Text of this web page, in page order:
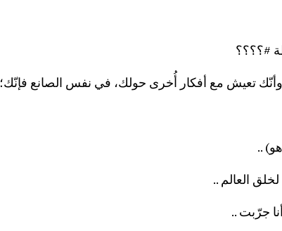
#؟؟؟؟
تعيش مع أفكار أُخرى حولك، في نفس الصانع فإنّك؛
..
العالم ..
جرّبت ..